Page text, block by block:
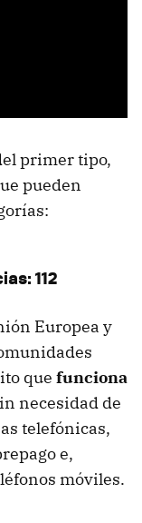
primer tipo,
pueden
112
Europea y
que funciona
necesidad de
telefónicas,
e,
móviles.